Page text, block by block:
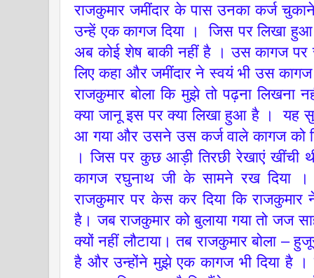
राजकुमार जमींदार के पास उनका कर्ज
उन्हें एक कागज दिया । जिस पर लिखा हुआ
अब कोई शेष बाकी नहीं है । उस कागज पर
लिए कहा और जमींदार ने स्वयं भी उस
राजकुमार बोला कि मुझे तो पढ़ना
क्या जानू इस पर क्या लिखा हुआ है । यह
आ गया और उसने उस कर्ज वाले कागज को
। जिस पर कुछ आड़ी तिरछी रेखाएं खींची
कागज रघुनाथ जी के सामने रख दिया ।
राजकुमार पर केस कर दिया कि राजकुमार
है। जब राजकुमार को बुलाया गया तो जज
क्यों नहीं लौटाया। तब राजकुमार बोला –
है और उन्होंने मुझे एक कागज भी दिया है